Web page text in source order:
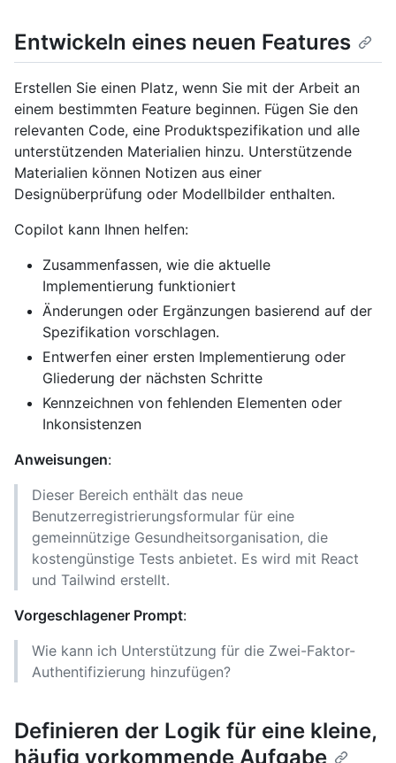
Entwickeln eines neuen Features
Erstellen Sie einen Platz, wenn Sie mit der Arbeit an
einem bestimmten Feature beginnen. Fügen Sie den
relevanten Code, eine Produktspezifikation und alle
unterstützenden Materialien hinzu. Unterstützende
Materialien können Notizen aus einer
Designüberprüfung oder Modellbilder enthalten.
Copilot kann Ihnen helfen:
Zusammenfassen, wie die aktuelle
Implementierung funktioniert
Änderungen oder Ergänzungen basierend auf der
Spezifikation vorschlagen.
Entwerfen einer ersten Implementierung oder
Gliederung der nächsten Schritte
Kennzeichnen von fehlenden Elementen oder
Inkonsistenzen
Anweisungen:
Dieser Bereich enthält das neue
Benutzerregistrierungsformular für eine
gemeinnützige Gesundheitsorganisation, die
kostengünstige Tests anbietet. Es wird mit React
und Tailwind erstellt.
Vorgeschlagener Prompt:
Wie kann ich Unterstützung für die Zwei-Faktor-
Authentifizierung hinzufügen?
Definieren der Logik für eine kleine,
häufig vorkommende Aufgabe